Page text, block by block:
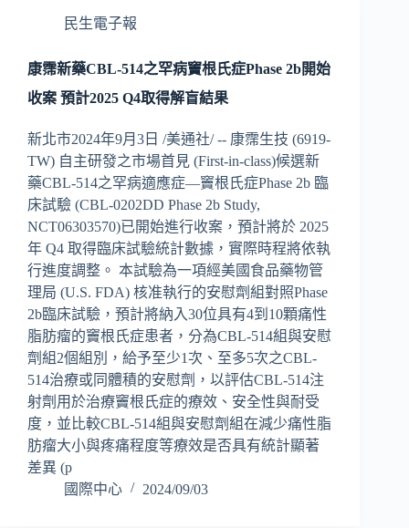
民生電子報
康霈新藥CBL-514之罕病竇根氏症Phase 2b開始
收案 預計2025 Q4取得解盲結果
新北市2024年9月3日 /美通社/ -- 康霈生技 (6919-
TW) 自主研發之市場首見 (First-in-class)候選新
藥CBL-514之罕病適應症—竇根氏症Phase 2b 臨
床試驗 (CBL-0202DD Phase 2b Study,
NCT06303570)已開始進行收案，預計將於 2025
年 Q4 取得臨床試驗統計數據，實際時程將依執
行進度調整。 本試驗為一項經美國食品藥物管
理局 (U.S. FDA) 核准執行的安慰劑組對照Phase
2b臨床試驗，預計將納入30位具有4到10顆痛性
脂肪瘤的竇根氏症患者，分為CBL-514組與安慰
劑組2個組別，給予至少1次、至多5次之CBL-
514治療或同體積的安慰劑，以評估CBL-514注
射劑用於治療竇根氏症的療效、安全性與耐受
度，並比較CBL-514組與安慰劑組在減少痛性脂
肪瘤大小與疼痛程度等療效是否具有統計顯著
差異 (p
國際中心
2024/09/03